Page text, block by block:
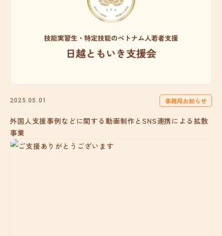
2025.05.01 事務局お知らせ
外国人支援事例などに関する動画制作とSNS連携による拡散
事業